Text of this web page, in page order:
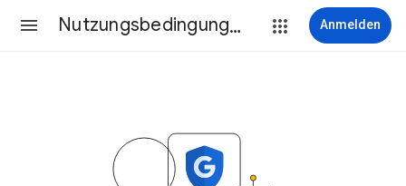
Nutzungsbedingungen Anmelden